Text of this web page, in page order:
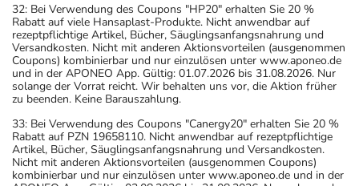
32: Bei Verwendung des Coupons "HP20" erhalten Sie 20 %
Rabatt auf viele Hansaplast-Produkte. Nicht anwendbar auf
rezeptpflichtige Artikel, Bücher, Säuglingsanfangsnahrung und
Versandkosten. Nicht mit anderen Aktionsvorteilen (ausgenommen
Coupons) kombinierbar und nur einzulösen unter www.aponeo.de
und in der APONEO App. Gültig: 01.07.2026 bis 31.08.2026. Nur
solange der Vorrat reicht. Wir behalten uns vor, die Aktion früher
zu beenden. Keine Barauszahlung.
33: Bei Verwendung des Coupons "Canergy20" erhalten Sie 20 %
Rabatt auf PZN 19658110. Nicht anwendbar auf rezeptpflichtige
Artikel, Bücher, Säuglingsanfangsnahrung und Versandkosten.
Nicht mit anderen Aktionsvorteilen (ausgenommen Coupons)
kombinierbar und nur einzulösen unter www.aponeo.de und in der